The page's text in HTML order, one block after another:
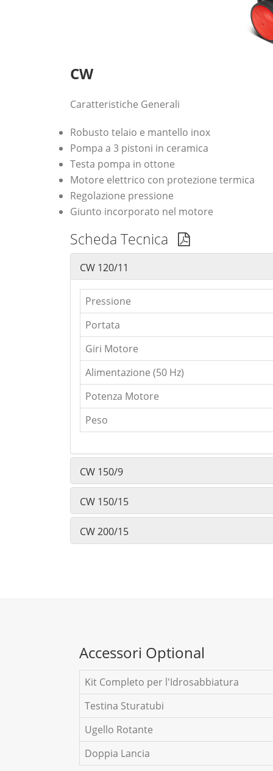
CW
Caratteristiche Generali
Robusto telaio e mantello inox
Pompa a 3 pistoni in ceramica
Testa pompa in ottone
Motore elettrico con protezione termica
Regolazione pressione
Giunto incorporato nel motore
Scheda Tecnica
CW 120/11
Pressione
Portata
Giri Motore
Alimentazione (50 Hz)
Potenza Motore
Peso
CW 150/9
CW 150/15
CW 200/15
Accessori Optional
Kit Completo per l'Idrosabbiatura
Testina Sturatubi
Ugello Rotante
Doppia Lancia